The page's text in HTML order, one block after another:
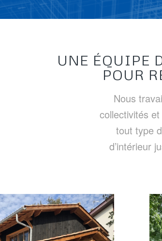
UNE ÉQUIPE
POUR
Nous
collectivités
tout type
d’intérieur